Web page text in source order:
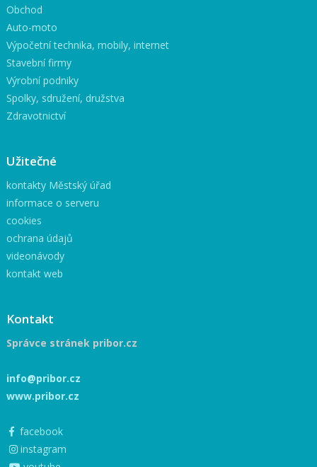
Obchod
Auto-moto
Výpočetní technika, mobily, internet
Stavební firmy
Výrobní podniky
Spolky, sdružení, družstva
Zdravotnictví
Užitečné
kontakty Městský úřad
informace o serveru
cookies
ochrana údajů
videonávody
kontakt web
Kontakt
Správce stránek pribor.cz
info@pribor.cz
www.pribor.cz
facebook
instagram